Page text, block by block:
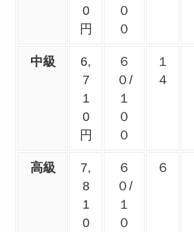
0
円
０
０
中級
6,
7
1
0
円
６
０/
１
０
０
１
４
高級
7,
8
1
0
６
０/
１
０
６